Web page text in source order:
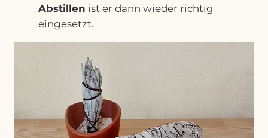
Abstillen ist er dann wieder richtig
eingesetzt.